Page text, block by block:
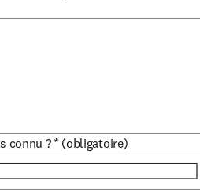
connu ? * (obligatoire)